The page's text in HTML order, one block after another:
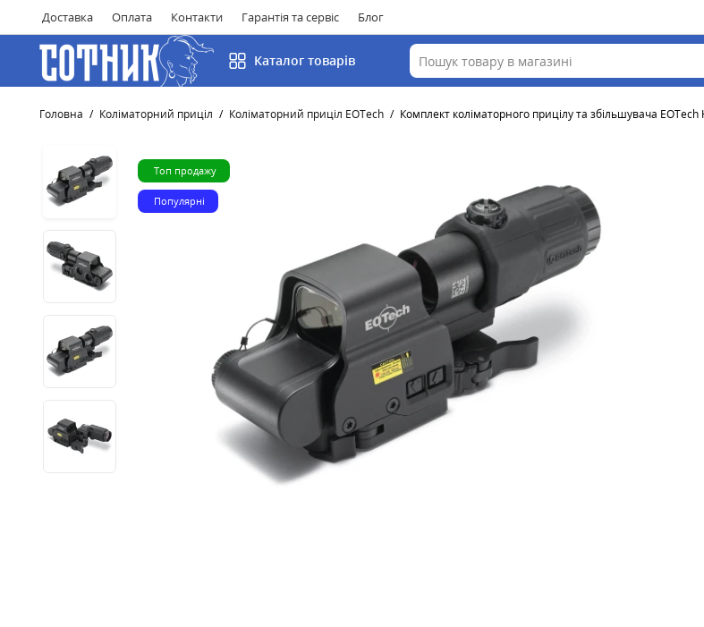
Доставка Оплата Контакти Гарантія та сервіс Блог
Каталог товарів
Головна Коліматорний приціл Коліматорний приціл EOTech Комплект коліматорного прицілу та збільшувача EOTech
Топ продажу
Популярні